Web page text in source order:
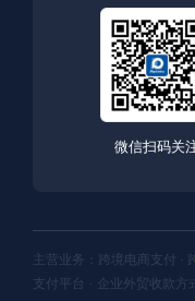
微信扫码关
主营业务：跨境电商支付 ·
支付平台 · 企业外贸收款方